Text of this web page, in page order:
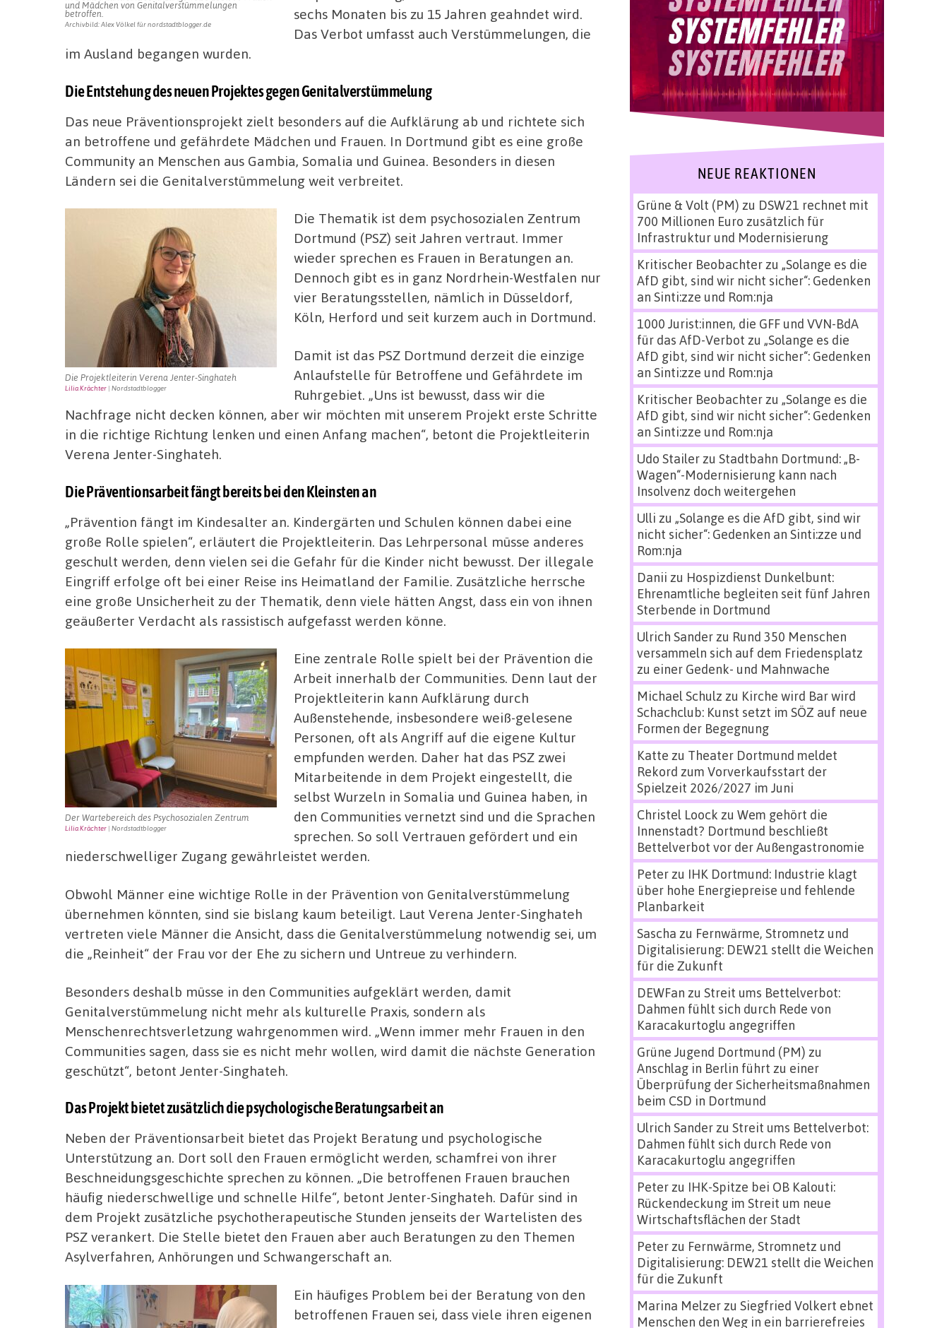
und Mädchen von Genitalverstümmelungen
betroffen.
Archivbild: Alex Völkel für nordstadtblogger.de
sechs Monaten bis zu 15 Jahren geahndet wird.
Das Verbot umfasst auch Verstümmelungen, die
im Ausland begangen wurden.
Die Entstehung des neuen Projektes gegen Genitalverstümmelung
Das neue Präventionsprojekt zielt besonders auf die Aufklärung ab und richtete sich
an betroffene und gefährdete Mädchen und Frauen. In Dortmund gibt es eine große
Community an Menschen aus Gambia, Somalia und Guinea. Besonders in diesen
Ländern sei die Genitalverstümmelung weit verbreitet.
Die Projektleiterin Verena Jenter-Singhateh
Lilia Krächter | Nordstadtblogger
Die Thematik ist dem psychosozialen Zentrum
Dortmund (PSZ) seit Jahren vertraut. Immer
wieder sprechen es Frauen in Beratungen an.
Dennoch gibt es in ganz Nordrhein-Westfalen nur
vier Beratungsstellen, nämlich in Düsseldorf,
Köln, Herford und seit kurzem auch in Dortmund.
Damit ist das PSZ Dortmund derzeit die einzige
Anlaufstelle für Betroffene und Gefährdete im
Ruhrgebiet. „Uns ist bewusst, dass wir die
Nachfrage nicht decken können, aber wir möchten mit unserem Projekt erste Schritte
in die richtige Richtung lenken und einen Anfang machen“, betont die Projektleiterin
Verena Jenter-Singhateh.
Die Präventionsarbeit fängt bereits bei den Kleinsten an
„Prävention fängt im Kindesalter an. Kindergärten und Schulen können dabei eine
große Rolle spielen“, erläutert die Projektleiterin. Das Lehrpersonal müsse anderes
geschult werden, denn vielen sei die Gefahr für die Kinder nicht bewusst. Der illegale
Eingriff erfolge oft bei einer Reise ins Heimatland der Familie. Zusätzliche herrsche
eine große Unsicherheit zu der Thematik, denn viele hätten Angst, dass ein von ihnen
geäußerter Verdacht als rassistisch aufgefasst werden könne.
Der Wartebereich des Psychosozialen Zentrum
Lilia Krächter | Nordstadtblogger
Eine zentrale Rolle spielt bei der Prävention die
Arbeit innerhalb der Communities. Denn laut der
Projektleiterin kann Aufklärung durch
Außenstehende, insbesondere weiß-gelesene
Personen, oft als Angriff auf die eigene Kultur
empfunden werden. Daher hat das PSZ zwei
Mitarbeitende in dem Projekt eingestellt, die
selbst Wurzeln in Somalia und Guinea haben, in
den Communities vernetzt sind und die Sprachen
sprechen. So soll Vertrauen gefördert und ein
niederschwelliger Zugang gewährleistet werden.
Obwohl Männer eine wichtige Rolle in der Prävention von Genitalverstümmelung
übernehmen könnten, sind sie bislang kaum beteiligt. Laut Verena Jenter-Singhateh
vertreten viele Männer die Ansicht, dass die Genitalverstümmelung notwendig sei, um
die „Reinheit“ der Frau vor der Ehe zu sichern und Untreue zu verhindern.
Besonders deshalb müsse in den Communities aufgeklärt werden, damit
Genitalverstümmelung nicht mehr als kulturelle Praxis, sondern als
Menschenrechtsverletzung wahrgenommen wird. „Wenn immer mehr Frauen in den
Communities sagen, dass sie es nicht mehr wollen, wird damit die nächste Generation
geschützt“, betont Jenter-Singhateh.
Das Projekt bietet zusätzlich die psychologische Beratungsarbeit an
Neben der Präventionsarbeit bietet das Projekt Beratung und psychologische
Unterstützung an. Dort soll den Frauen ermöglicht werden, schamfrei von ihrer
Beschneidungsgeschichte sprechen zu können. „Die betroffenen Frauen brauchen
häufig niederschwellige und schnelle Hilfe“, betont Jenter-Singhateh. Dafür sind in
dem Projekt zusätzliche psychotherapeutische Stunden jenseits der Wartelisten des
PSZ verankert. Die Stelle bietet den Frauen aber auch Beratungen zu den Themen
Asylverfahren, Anhörungen und Schwangerschaft an.
Ein häufiges Problem bei der Beratung von den
betroffenen Frauen sei, dass viele ihren eigenen
NEUE REAKTIONEN
Grüne & Volt (PM) zu DSW21 rechnet mit
700 Millionen Euro zusätzlich für
Infrastruktur und Modernisierung
Kritischer Beobachterzu „Solange es die
AfD gibt, sind wir nicht sicher“: Gedenken
an Sinti:zze und Rom:nja
1000 Jurist:innen, die GFF und VVN-BdA
für das AfD-Verbot zu „Solange es die
AfD gibt, sind wir nicht sicher“: Gedenken
an Sinti:zze und Rom:nja
Kritischer Beobachterzu „Solange es die
AfD gibt, sind wir nicht sicher“: Gedenken
an Sinti:zze und Rom:nja
Udo Stailerzu Stadtbahn Dortmund: „B-
Wagen“-Modernisierung kann nach
Insolvenz doch weitergehen
Ulli zu „Solange es die AfD gibt, sind wir
nicht sicher“: Gedenken an Sinti:zze und
Rom:nja
Danii zu Hospizdienst Dunkelbunt:
Ehrenamtliche begleiten seit fünf Jahren
Sterbende in Dortmund
Ulrich Sanderzu Rund 350 Menschen
versammeln sich auf dem Friedensplatz
zu einer Gedenk- und Mahnwache
Michael Schulz zu Kirche wird Bar wird
Schachclub: Kunst setzt im SÖZ auf neue
Formen der Begegnung
Katte zu Theater Dortmund meldet
Rekord zum Vorverkaufsstart der
Spielzeit 2026/2027 im Juni
Christel Loock zu Wem gehört die
Innenstadt? Dortmund beschließt
Bettelverbot vor der Außengastronomie
Peterzu IHK Dortmund: Industrie klagt
über hohe Energiepreise und fehlende
Planbarkeit
Sascha zu Fernwärme, Stromnetz und
Digitalisierung: DEW21 stellt die Weichen
für die Zukunft
DEWFan zu Streit ums Bettelverbot:
Dahmen fühlt sich durch Rede von
Karacakurtoglu angegriffen
Grüne Jugend Dortmund (PM) zu
Anschlag in Berlin führt zu einer
Überprüfung der Sicherheitsmaßnahmen
beim CSD in Dortmund
Ulrich Sanderzu Streit ums Bettelverbot:
Dahmen fühlt sich durch Rede von
Karacakurtoglu angegriffen
Peterzu IHK-Spitze bei OB Kalouti:
Rückendeckung im Streit um neue
Wirtschaftsflächen der Stadt
Peterzu Fernwärme, Stromnetz und
Digitalisierung: DEW21 stellt die Weichen
für die Zukunft
Marina Melzerzu Siegfried Volkert ebnet
Menschen den Weg in ein barrierefreies